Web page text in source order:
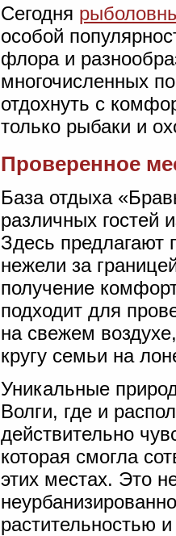
Сегодня
особой
флора и
многочисленных
отдохнуть с
только рыбаки и
Проверенное
База отдыха
различных гостей
Здесь предлагают
нежели за
получение
подходит для
на свежем
кругу семьи на
Уникальные
Волги, где и
действительно
которая смогла
этих местах. Это
растительностью